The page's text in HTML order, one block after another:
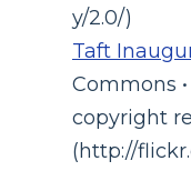
y/2.0/)
Taft
Commons
copyright
(http://